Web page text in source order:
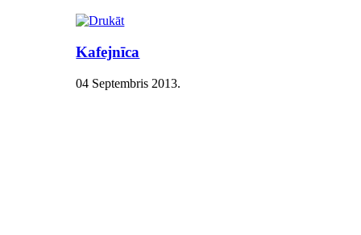
Kafejnīca
04 Septembris 2013.